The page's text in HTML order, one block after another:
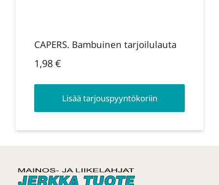
CAPERS. Bambuinen tarjoilulauta
1,98€
Lisää tarjouspyyntökoriin